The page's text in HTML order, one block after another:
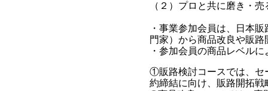
（２）プロと共に磨き・
・事業参加会員は、日本
門家）から商品改良や販
・参加会員の商品レベル
①販路検討コースでは、セ
約締結に向け、販路開拓